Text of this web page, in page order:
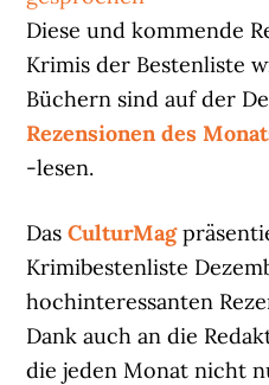
Diese und kommende
Krimis der Bestenliste
Büchern sind auf der
Rezensionen des
-lesen.
DasCulturMag
Krimibestenliste
hochinteressanten
Dank auch an die
die jeden Monat nicht